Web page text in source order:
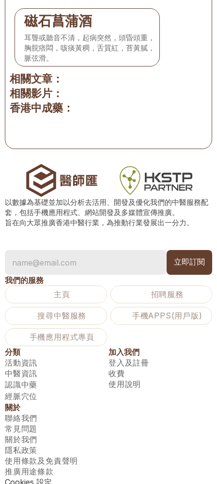
磁石菖蒲酒
耳聾或聽音不清，起病突然，頭昏頭重，
胸脘痞悶，咳痰黃稠，舌質紅，苔黃膩，
脈弦滑。
相關文章：
相關影片：
香港中成藥：
以數據為基礎並加以分析去活用、開發及優化我們的中醫服務配
套，包括手機應用程式、網站開發及多媒體宣傳推廣。
旨在向大眾推廣香港中醫行業，為推動行業發展出一分力。
我們的服務
主頁
招聘服務
搜尋中醫服務 手機APPS(用戶版)
手機應用程式專頁
分類
活動資訊
中醫資訊
認識中藥
經脈穴位
加入我們
登入及註冊
收費
使用說明
關於
聯絡我們
常見問題
關於我們
隱私政策
使用條款及免責聲明
推廣用途條款
Cookies 設定